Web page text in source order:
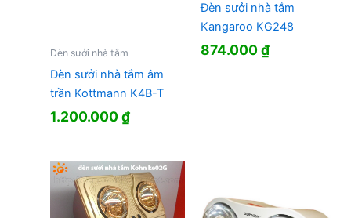
Đèn sưởi nhà tắm
Đèn sưởi nhà tắm âm
trần Kottmann K4B-T
1.200.000₫
Đèn sưởi nhà tắm
Kangaroo KG248
874.000₫